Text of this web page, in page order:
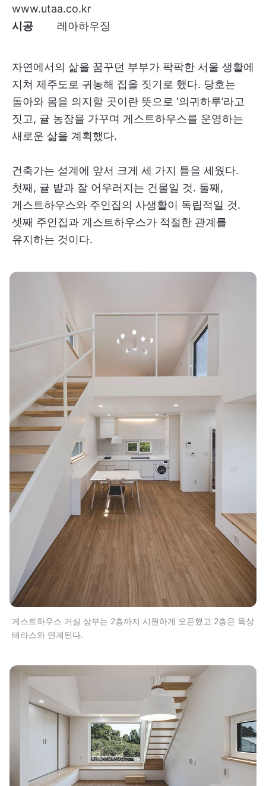
www.utaa.co.kr
시공 레아하우징
자연에서의 삶을 꿈꾸던 부부가 팍팍한 서울 생활에
지쳐 제주도로 귀농해 집을 짓기로 했다. 당호는
돌아와 몸을 의지할 곳이란 뜻으로 ‘의귀하루’라고
짓고, 귤 농장을 가꾸며 게스트하우스를 운영하는
새로운 삶을 계획했다.
건축가는 설계에 앞서 크게 세 가지 틀을 세웠다.
첫째, 귤 밭과 잘 어우러지는 건물일 것. 둘째,
게스트하우스와 주인집의 사생활이 독립적일 것.
셋째 주인집과 게스트하우스가 적절한 관계를
유지하는 것이다.
게스트하우스 거실 상부는 2층까지 시원하게 오픈했고 2층은 옥상
테라스와 연계된다.